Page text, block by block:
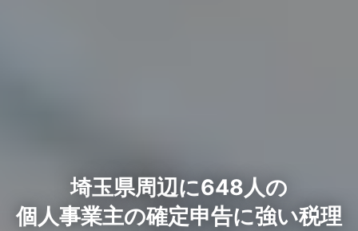
埼玉県周辺に648人の
個人事業主の確定申告に強い税理